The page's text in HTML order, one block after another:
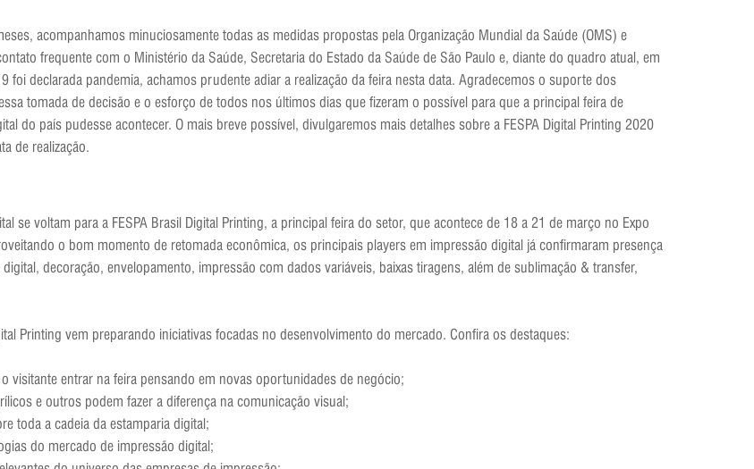
acompanhamos minuciosamente todas as medidas propostas pela Organização Mundial da Saúde (OMS) e
frequente com o Ministério da Saúde, Secretaria do Estado da Saúde de São Paulo e, diante do quadro atual, em
foi declarada pandemia, achamos prudente adiar a realização da feira nesta data. Agradecemos o suporte dos
tomada de decisão e o esforço de todos nos últimos dias que fizeram o possível para que a principal feira de
do país pudesse acontecer. O mais breve possível, divulgaremos mais detalhes sobre a FESPA Digital Printing 2020
de realização.
se voltam para a FESPA Brasil Digital Printing, a principal feira do setor, que acontece de 18 a 21 de março no Expo
o bom momento de retomada econômica, os principais players em impressão digital já confirmaram presença
decoração, envelopamento, impressão com dados variáveis, baixas tiragens, além de sublimação & transfer,
Printing vem preparando iniciativas focadas no desenvolvimento do mercado. Confira os destaques:
visitante entrar na feira pensando em novas oportunidades de negócio;
e outros podem fazer a diferença na comunicação visual;
toda a cadeia da estamparia digital;
do mercado de impressão digital;